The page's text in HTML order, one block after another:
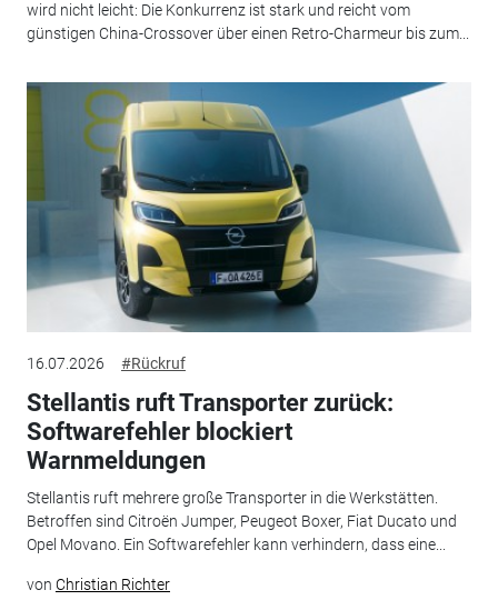
wird nicht leicht: Die Konkurrenz ist stark und reicht vom
günstigen China-Crossover über einen Retro-Charmeur bis zum...
16.07.2026 #Rückruf
Stellantis ruft Transporter zurück:
Softwarefehler blockiert
Warnmeldungen
Stellantis ruft mehrere große Transporter in die Werkstätten.
Betroffen sind Citroën Jumper, Peugeot Boxer, Fiat Ducato und
Opel Movano. Ein Softwarefehler kann verhindern, dass eine...
von Christian Richter